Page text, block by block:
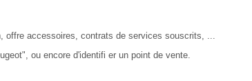
offre accessoires, contrats de services souscrits, ...
ou encore d'identifi er un point de vente.